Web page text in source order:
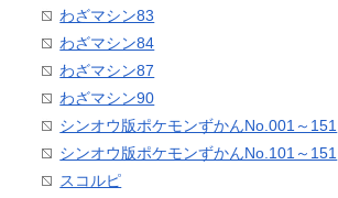
わざマシン83
わざマシン84
わざマシン87
わざマシン90
シンオウ版ポケモンずかんNo.001～151
シンオウ版ポケモンずかんNo.101～151
スコルピ